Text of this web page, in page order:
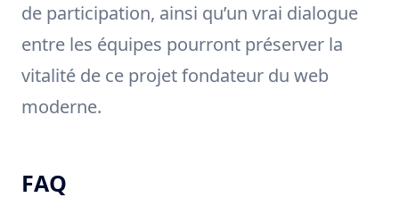
de participation, ainsi qu’un vrai dialogue
entre les équipes pourront préserver la
vitalité de ce projet fondateur du web
moderne.
FAQ